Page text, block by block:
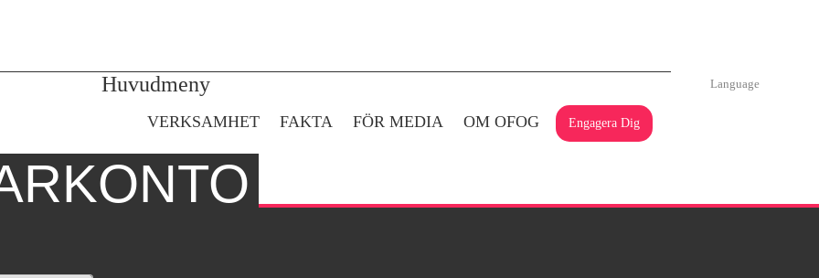
Language
Huvudmeny
VERKSAMHET FAKTA FÖR MEDIA OM OFOG Engagera Dig